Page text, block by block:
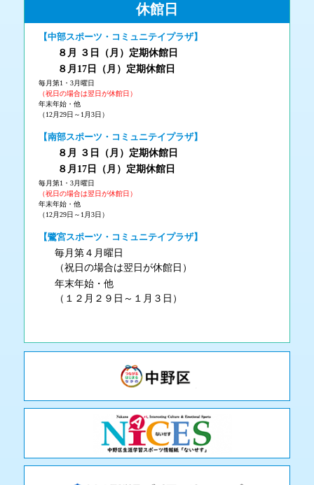
休館日
【中部スポーツ・コミュニテイプラザ】
８月 ３ 日（月 ） 定期休館日
８月17日（月 ）定期休館日
毎月第1・3月曜日
（祝日の場合は翌日が休館日）
年末年始・他
（12月29日～1月3日）
【南部スポーツ・コミュニテイプラザ】
８月 ３ 日（月 ） 定期休館日
８月17日（月 ）定期休館日
毎月第1・3月曜日
（祝日の場合は翌日が休館日）
年末年始・他
（12月29日～1月3日）
【鷺宮スポーツ・コミュニテイプラザ】
毎月第４月曜日
（祝日の場合は翌日が休館日）
年末年始・他
（１２月２９日～１月３日）